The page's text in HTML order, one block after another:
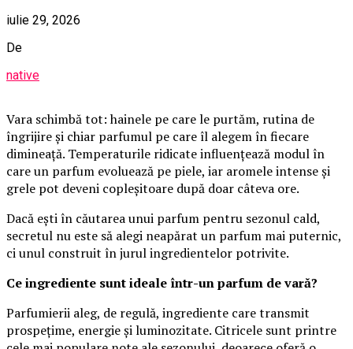
iulie 29, 2026
De
native
Vara schimbă tot: hainele pe care le purtăm, rutina de
îngrijire și chiar parfumul pe care îl alegem în fiecare
dimineață. Temperaturile ridicate influențează modul în
care un parfum evoluează pe piele, iar aromele intense și
grele pot deveni copleșitoare după doar câteva ore.
Dacă ești în căutarea unui parfum pentru sezonul cald,
secretul nu este să alegi neapărat un parfum mai puternic,
ci unul construit în jurul ingredientelor potrivite.
Ce ingrediente sunt ideale într-un parfum de vară?
Parfumierii aleg, de regulă, ingrediente care transmit
prospețime, energie și luminozitate. Citricele sunt printre